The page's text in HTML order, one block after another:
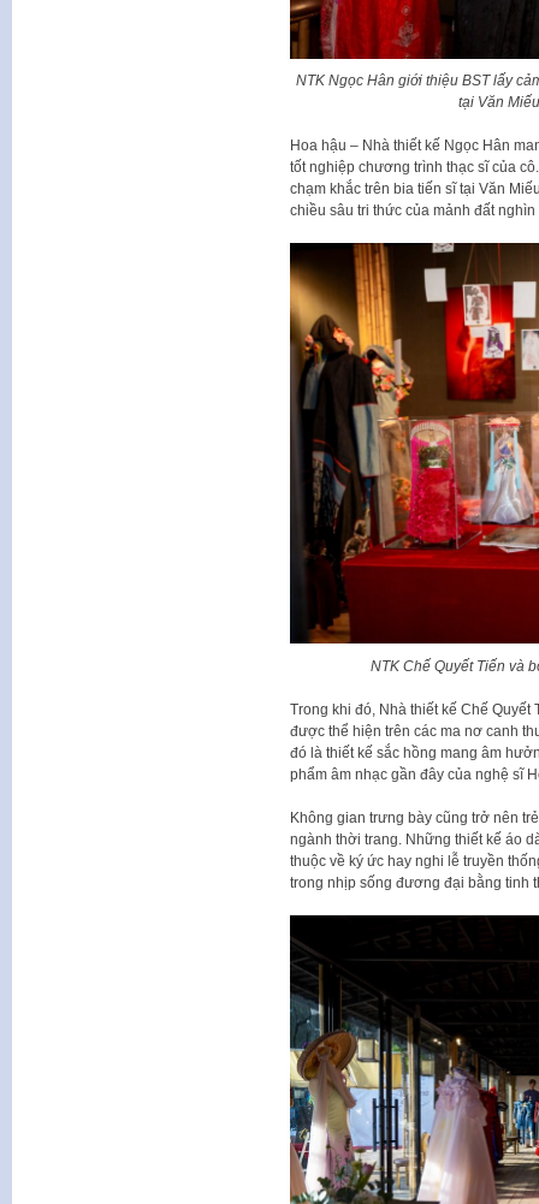
NTK Ngọc Hân giới thiệu BST lấy
tại Văn
Hoa hậu – Nhà thiết kế Ngọc Hân
tốt nghiệp chương trình thạc sĩ của
chạm khắc trên bia tiến sĩ tại Văn
chiều sâu tri thức của mảnh đất
NTK Chế Quyết Tiến và
Trong khi đó, Nhà thiết kế Chế
được thể hiện trên các ma nơ canh
đó là thiết kế sắc hồng mang âm
phẩm âm nhạc gần đây của nghệ sĩ
Không gian trưng bày cũng trở nên
ngành thời trang. Những thiết kế áo
thuộc về ký ức hay nghi lễ truyền
trong nhịp sống đương đại bằng tinh